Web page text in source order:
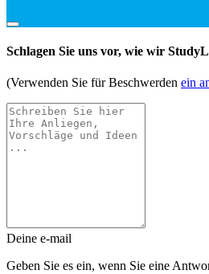
Schlagen Sie uns vor, wie wir
(Verwenden Sie für Beschwerden ein
Deine e-mail
Geben Sie es ein, wenn Sie eine